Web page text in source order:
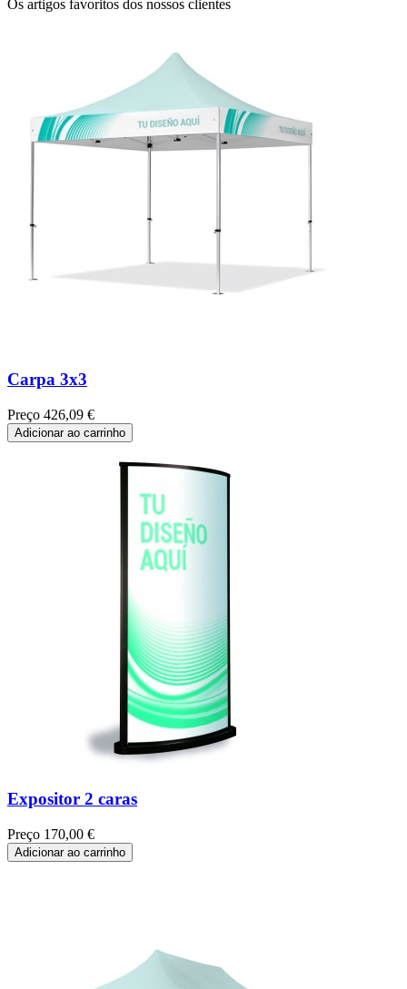
Os artigos favoritos dos nossos clientes
Carpa 3x3
Preço 426,09 €
Adicionar ao carrinho
Expositor 2 caras
Preço 170,00 €
Adicionar ao carrinho